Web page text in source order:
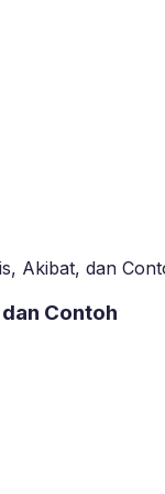
Akibat, dan
Contoh